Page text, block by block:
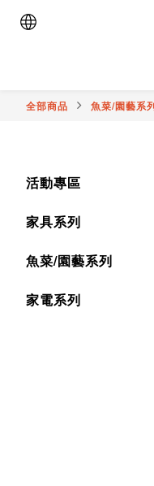
全部商品 魚菜/園藝系
活動專區
家具系列
魚菜/園藝系列
家電系列